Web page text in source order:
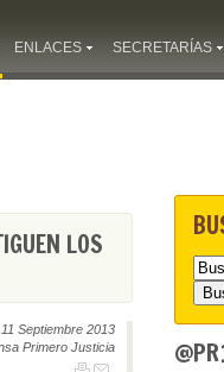
ENLACES SECRETARÍAS
LOS
Septiembre 2013
Primero Justicia